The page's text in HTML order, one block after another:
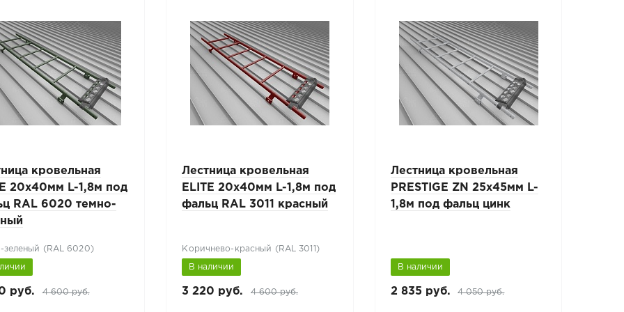
кровельная
20x40мм L-1,8м под
RAL 6020 темно-
зеленый (RAL 6020)
руб. 4 600 руб.
Лестница кровельная
ELITE 20x40мм L-1,8м под
фальц RAL 3011 красный
Коричнево-красный (RAL 3011)
В наличии
3 220 руб. 4 600 руб.
Лестница кровельная
PRESTIGE ZN 25x45мм L-
1,8м под фальц цинк
В наличии
2 835 руб. 4 050 руб.